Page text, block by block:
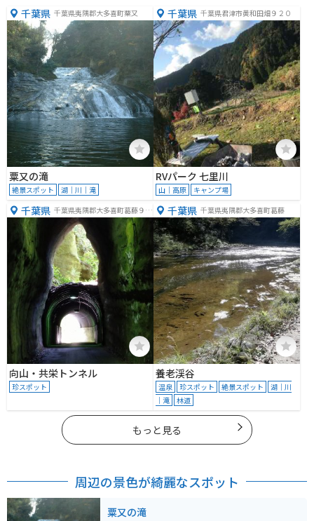
千葉県 千葉県夷隅郡大多喜町粟又
粟又の滝
絶景スポット 湖｜川｜滝
千葉県 千葉県君津市黄和田畑９２０
RVパーク 七里川
山｜高原 キャンプ場
千葉県 千葉県夷隅郡大多喜町葛藤９３
２
向山・共栄トンネル
珍スポット
千葉県 千葉県夷隅郡大多喜町葛藤
養老渓谷
温泉 珍スポット 絶景スポット
湖｜川
｜滝
林道
もっと見る
周辺の景色が綺麗なスポット
粟又の滝